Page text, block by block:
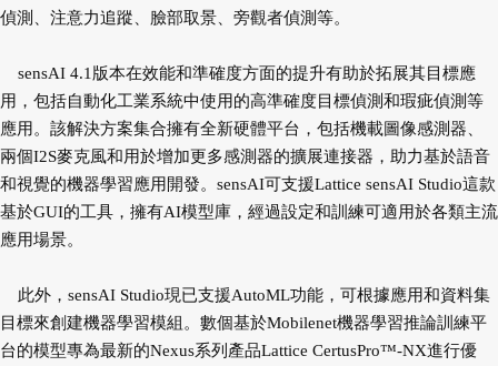
偵測、注意力追蹤、臉部取景、旁觀者偵測等。
sensAI 4.1版本在效能和準確度方面的提升有助於拓展其目標應
用，包括自動化工業系統中使用的高準確度目標偵測和瑕疵偵測等
應用。該解決方案集合擁有全新硬體平台，包括機載圖像感測器、
兩個I2S麥克風和用於增加更多感測器的擴展連接器，助力基於語音
和視覺的機器學習應用開發。sensAI可支援Lattice sensAI Studio這款
基於GUI的工具，擁有AI模型庫，經過設定和訓練可適用於各類主流
應用場景。
此外，sensAI Studio現已支援AutoML功能，可根據應用和資料集
目標來創建機器學習模組。數個基於Mobilenet機器學習推論訓練平
台的模型專為最新的Nexus系列產品Lattice CertusPro™-NX進行優